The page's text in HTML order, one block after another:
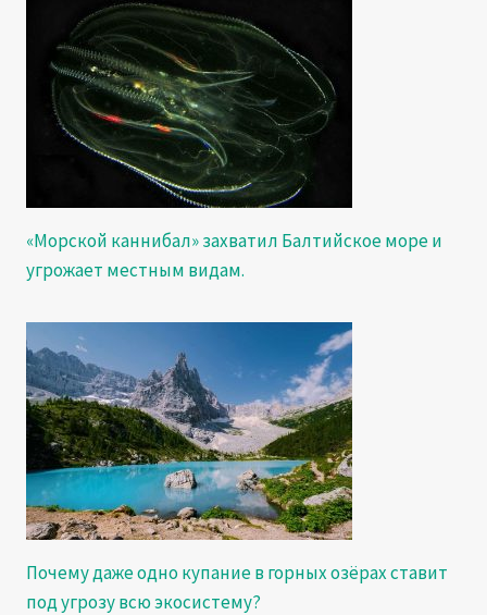
«Морской каннибал» захватил Балтийское море и
угрожает местным видам.
Почему даже одно купание в горных озёрах ставит
под угрозу всю экосистему?